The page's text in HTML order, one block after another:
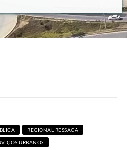
REGIONAL RESSACA
URBANOS
o
R